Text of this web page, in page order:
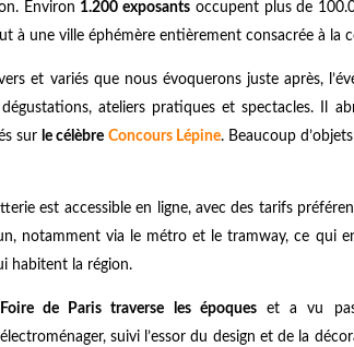
Environ 1.200 exposants occupent plus de
à une ville éphémère entièrement consacrée à
et variés que nous évoquerons juste après,
ateliers pratiques et spectacles. Il
sur le célèbre Concours Lépine. Beaucoup
est accessible en ligne, avec des tarifs
notamment via le métro et le tramway, ce qui
habitent la région.
de Paris traverse les époqueset a vu
suivi l’essor du design et de la